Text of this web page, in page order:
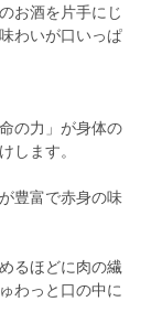
お酒を片手にじ
わいが口いっぱ
の力」が身体の
します。
豊富で赤身の味
るほどに肉の繊
わっと口の中に